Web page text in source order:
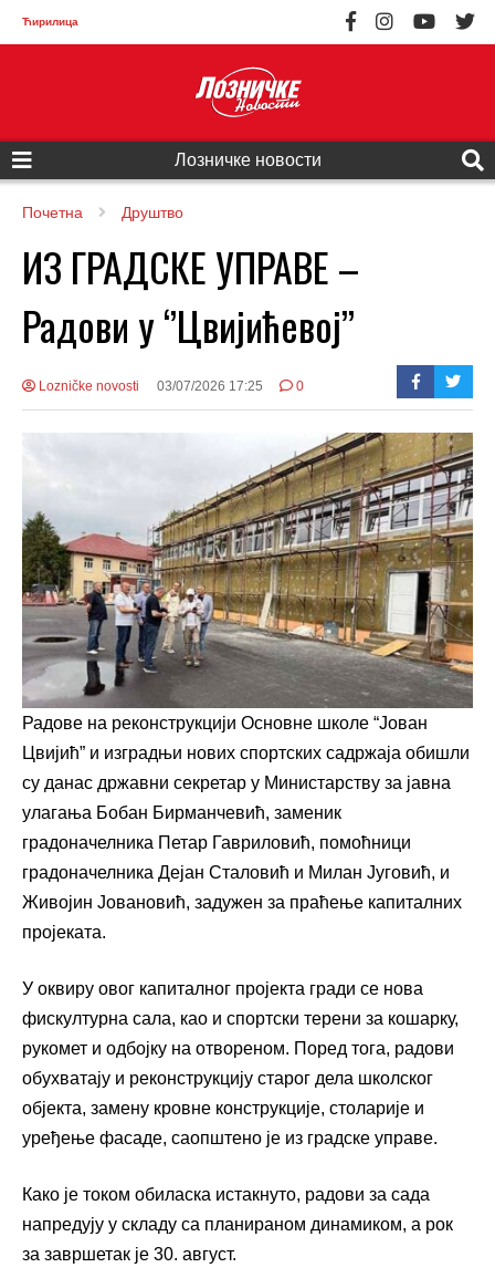
Ћирилица
Лозничке новости
Почетна Друштво
ИЗ ГРАДСКЕ УПРАВЕ –
Радови у ‘’Цвијићевој’’
Lozničke novosti 03/07/2026 17:25 0
Радове на реконструкцији Основне школе “Јован
Цвијић” и изградњи нових спортских садржаја обишли
су данас државни секретар у Министарству за јавна
улагања Бобан Бирманчевић, заменик
градоначелника Петар Гавриловић, помоћници
градоначелника Дејан Сталовић и Милан Југовић, и
Живојин Јовановић, задужен за праћење капиталних
пројеката.
У оквиру овог капиталног пројекта гради се нова
фискултурна сала, као и спортски терени за кошарку,
рукомет и одбојку на отвореном. Поред тога, радови
обухватају и реконструкцију старог дела школског
објекта, замену кровне конструкције, столарије и
уређење фасаде, саопштено је из градске управе.
Како је током обиласка истакнуто, радови за сада
напредују у складу са планираном динамиком, а рок
за завршетак је 30. август.